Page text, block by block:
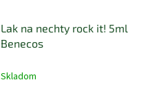
Lak na nechty rock it! 5ml
Benecos
Skladom